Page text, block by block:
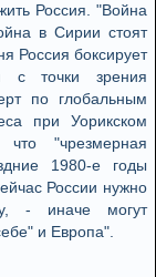
Россия. "Война
в Сирии стоят
Россия боксирует
с точки зрения
по глобальным
при Уорикском
"чрезмерная
1980-е годы
России нужно
- иначе могут
и Европа".